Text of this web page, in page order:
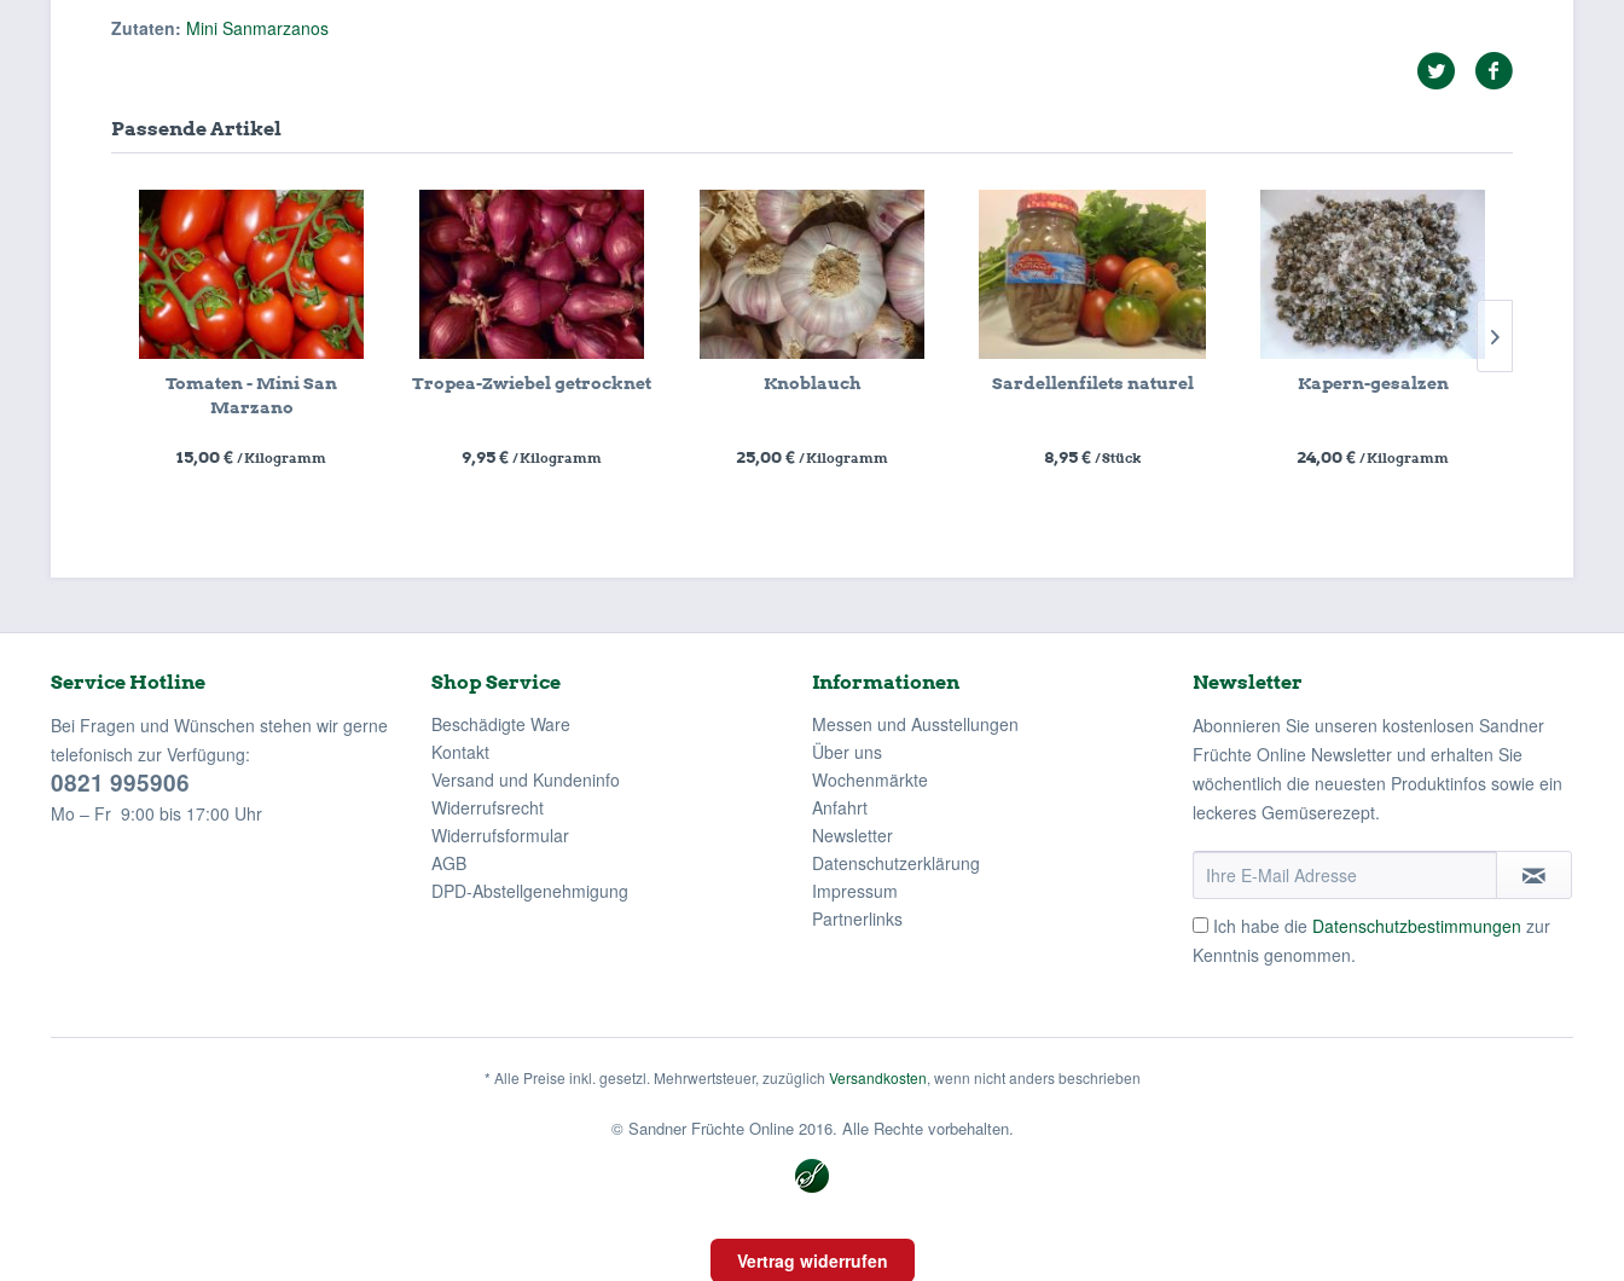
Zutaten: Mini Sanmarzanos
Passende Artikel
Tomaten - Mini San
Marzano
15,00 € / Kilogramm
Tropea-Zwiebel getrocknet
9,95 € / Kilogramm
Knoblauch
25,00 € / Kilogramm
Sardellenfilets naturel
8,95 € / Stück
Kapern-gesalzen
24,00 € / Kilogramm
Service Hotline
Bei Fragen und Wünschen stehen wir gerne
telefonisch zur Verfügung:
0821 995906
Mo – Fr 9:00 bis 17:00 Uhr
Shop Service
Beschädigte Ware
Kontakt
Versand und Kundeninfo
Widerrufsrecht
Widerrufsformular
AGB
DPD-Abstellgenehmigung
Informationen
Messen und Ausstellungen
Über uns
Wochenmärkte
Anfahrt
Newsletter
Datenschutzerklärung
Impressum
Partnerlinks
Newsletter
Abonnieren Sie unseren kostenlosen Sandner
Früchte Online Newsletter und erhalten Sie
wöchentlich die neuesten Produktinfos sowie ein
leckeres Gemüserezept.
Ich habe die Datenschutzbestimmungen zur
Kenntnis genommen.
* Alle Preise inkl. gesetzl. Mehrwertsteuer, zuzüglich Versandkosten, wenn nicht anders beschrieben
© Sandner Früchte Online 2016. Alle Rechte vorbehalten.
Vertrag widerrufen